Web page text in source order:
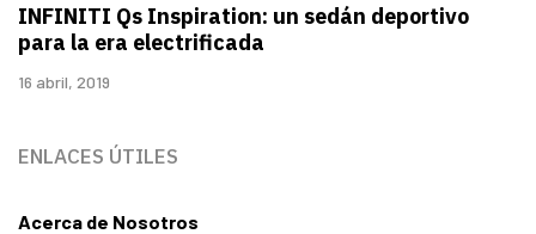
INFINITI Qs Inspiration: un sedán deportivo
para la era electrificada
16 abril, 2019
ENLACES ÚTILES
Acerca de Nosotros